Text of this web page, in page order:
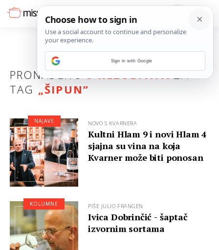
PRONAĐENO3 REZULTATAZA
TAG „ŠIPUN”
NOVO S KVARNERA
Kultni Hlam 9 i novi Hlam 4
sjajna su vina na koja
Kvarner može biti ponosan
NAJAVE
PIŠE JULIO FRANGEN
Ivica Dobrinčić - šaptač
izvornim sortama
KOLUMNE
Sign in with Google